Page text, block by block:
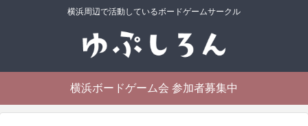
横浜周辺で活動しているボードゲームサークル
横浜ボードゲーム会 参加者募集中